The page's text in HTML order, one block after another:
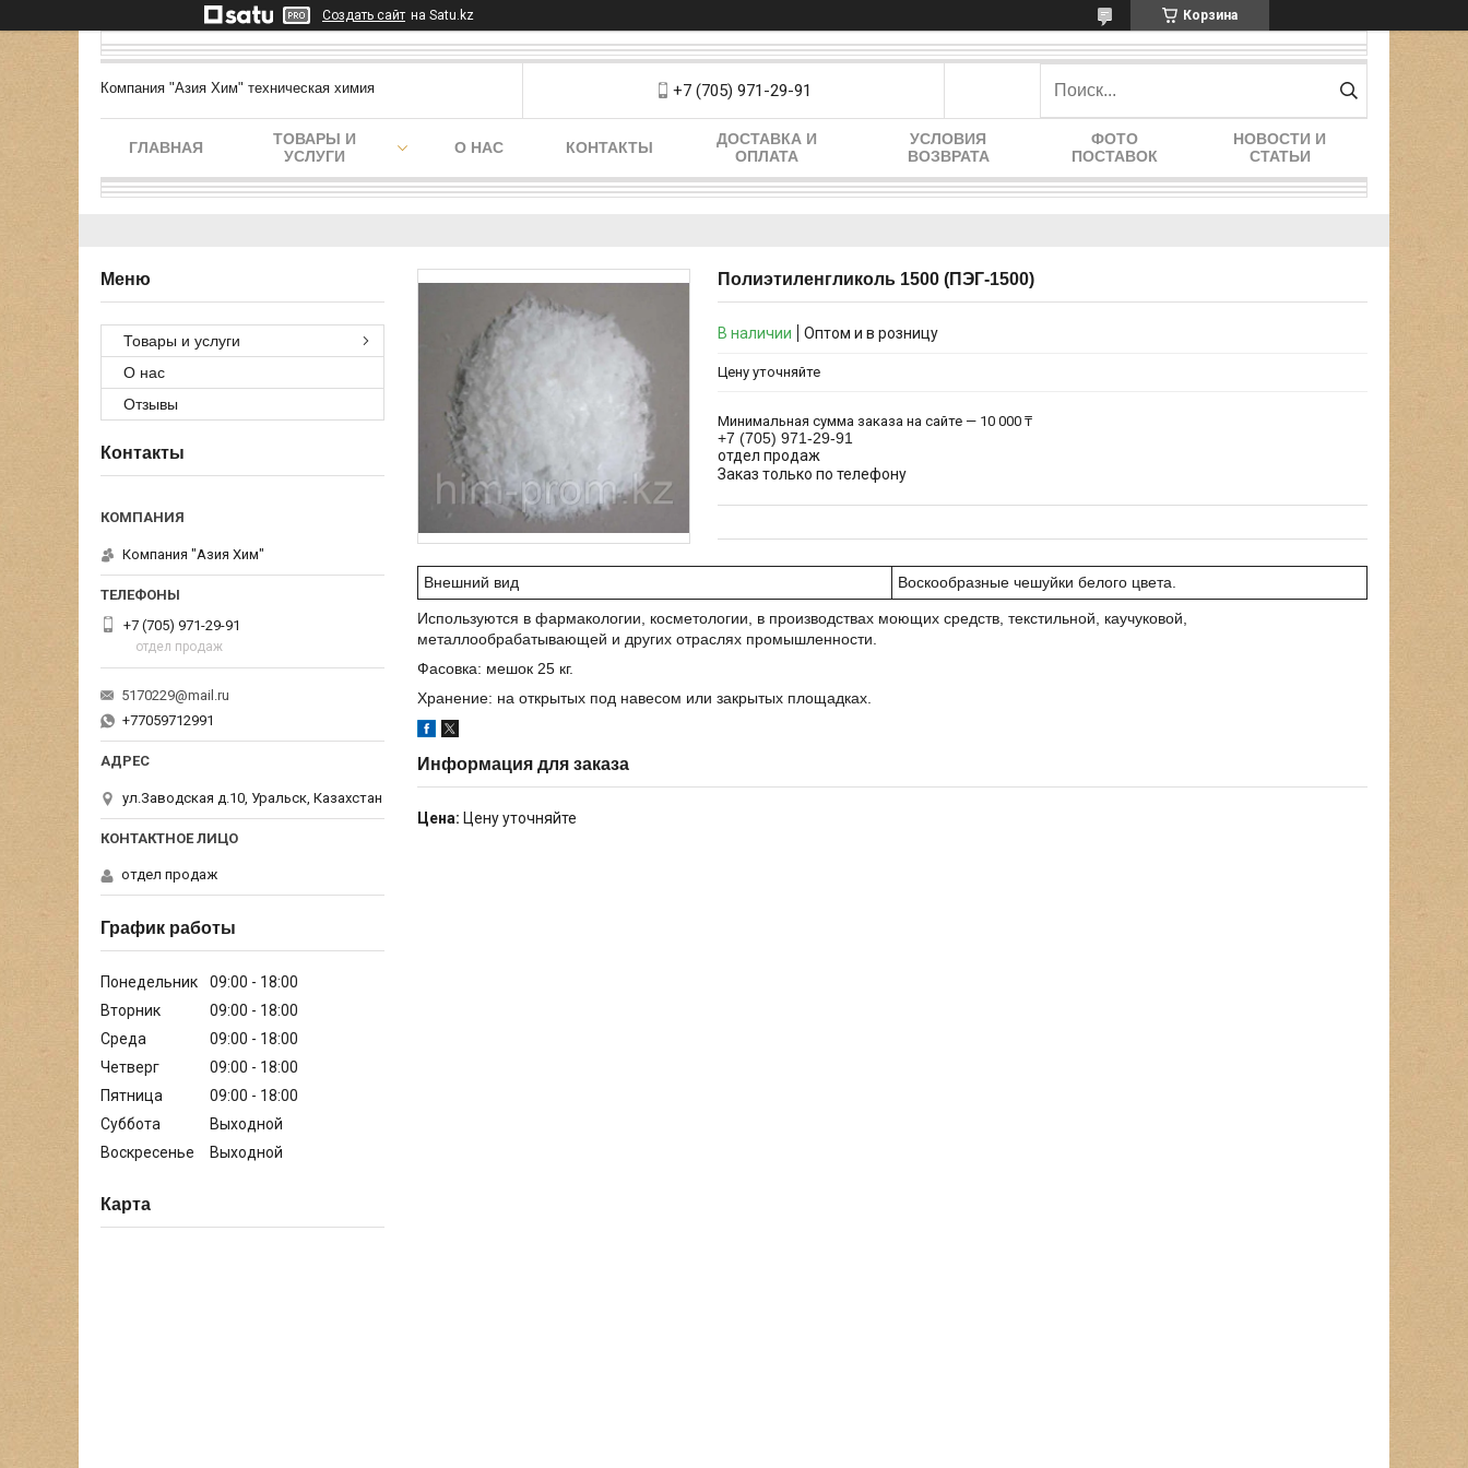
Создать сайт на Satu.kz Корзина
Компания "Азия Хим" техническая химия +7 (705) 971-29-91
ГЛАВНАЯ
ТОВАРЫ И
УСЛУГИ
О НАС КОНТАКТЫ
ДОСТАВКА И
ОПЛАТА
УСЛОВИЯ
ВОЗВРАТА
ФОТО
ПОСТАВОК
НОВОСТИ И
СТАТЬИ
Полиэтиленгликоль 1500 (ПЭГ-1500)
В наличии Оптом и в розницу
Цену уточняйте
Минимальная сумма заказа на сайте — 10 000 ₸
+7 (705) 971-29-91
отдел продаж
Заказ только по телефону
Внешний вид Воскообразные чешуйки белого цвета.
Используются в фармакологии, косметологии, в производствах моющих средств, текстильной, каучуковой,
металлообрабатывающей и других отраслях промышленности.
Фасовка: мешок 25 кг.
Хранение: на открытых под навесом или закрытых площадках.
Информация для заказа
Цена: Цену уточняйте
Товары и услуги
О нас
Отзывы
Контакты
Компания "Азия Хим"
+7 (705) 971-29-91
отдел продаж
5170229@mail.ru
+77059712991
ул.Заводская д.10, Уральск, Казахстан
отдел продаж
График работы
Понедельник 09:00
18:00
Вторник
09:00
18:00
Среда
09:00
18:00
Четверг
09:00
18:00
Пятница
09:00
18:00
Суббота
Выходной
Воскресенье
Выходной
Карта